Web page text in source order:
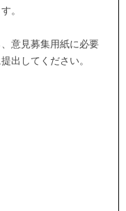
。
意見募集用紙に必要
出してください。